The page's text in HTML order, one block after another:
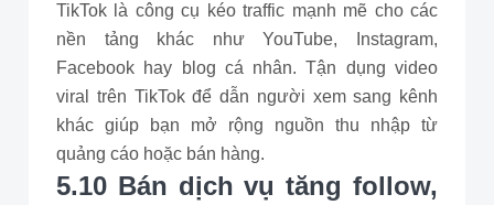
TikTok là công cụ kéo traffic mạnh mẽ cho các
nền tảng khác như YouTube, Instagram,
Facebook hay blog cá nhân. Tận dụng video
viral trên TikTok để dẫn người xem sang kênh
khác giúp bạn mở rộng nguồn thu nhập từ
quảng cáo hoặc bán hàng.
5.10 Bán dịch vụ tăng follow,